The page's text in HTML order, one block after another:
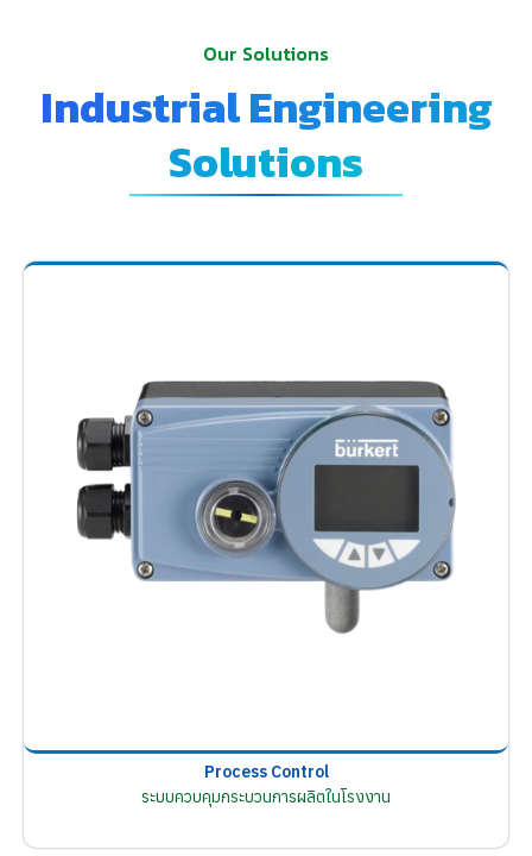
Our Solutions
Industrial Engineering
Solutions
Process Control
ระบบควบคุมกระบวนการผลิตในโรงงาน